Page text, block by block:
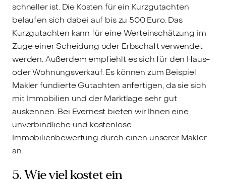
schneller ist. Die Kosten für ein Kurzgutachten
belaufen sich dabei auf bis zu 500 Euro. Das
Kurzgutachten kann für eine Werteinschätzung im
Zuge einer Scheidung oder Erbschaft verwendet
werden. Außerdem empfiehlt es sich für den Haus-
oder Wohnungsverkauf. Es können zum Beispiel
Makler fundierte Gutachten anfertigen, da sie sich
mit Immobilien und der Marktlage sehr gut
auskennen. Bei Evernest bieten wir Ihnen eine
unverbindliche und kostenlose
Immobilienbewertung durch einen unserer Makler
an.
5. Wie viel kostet ein